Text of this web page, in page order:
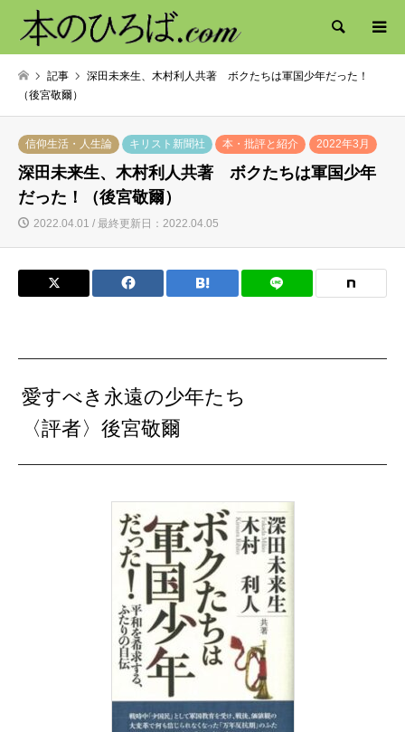
検索
記事
深田未来生、木村利人共著 ボクたちは軍国少年だった！
（後宮敬爾）
信仰生活・人生論 キリスト新聞社 本・批評と紹介 2022年3月
深田未来生、木村利人共著 ボクたちは軍国少年
だった！（後宮敬爾）
2022.04.01 / 最終更新日：2022.04.05
愛すべき永遠の少年たち
〈評者〉後宮敬爾